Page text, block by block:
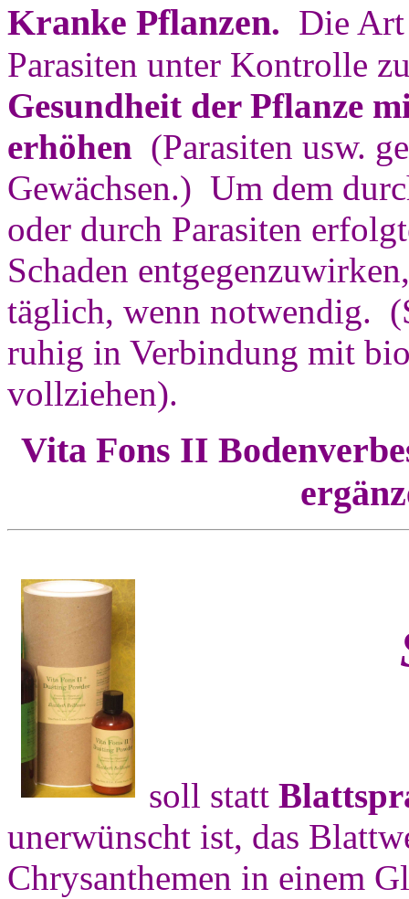
Kranke Pflanzen. Die
Parasiten unter Kontrolle
Gesundheit der Pflanze
erhöhen (Parasiten usw.
Gewächsen.) Um dem
oder durch Parasiten
Schaden
täglich, wenn notwendig.
ruhig in Verbindung mit
vollziehen).
Vita Fons II
soll statt
unerwünscht ist, das
Chrysanthemen in einem